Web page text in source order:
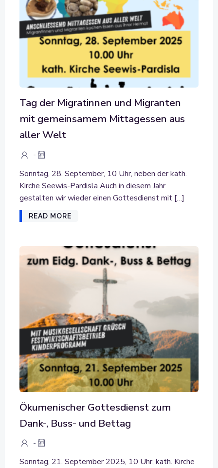
Tag der Migratinnen und Migranten
mit gemeinsamem Mittagessen aus
aller Welt
-
Sonntag, 28. September, 10 Uhr, neben der kath.
Kirche Seewis-Pardisla Auch in diesem Jahr
gestalten wir wieder einen Gottesdienst mit […]
READ MORE
Ökumenischer Gottesdienst zum
Dank-, Buss- und Bettag
-
Sonntag, 21. September 2025, 10 Uhr, kath. Kirche